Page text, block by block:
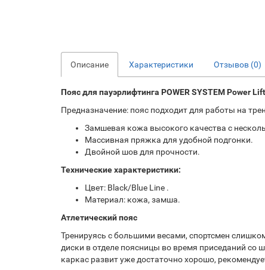
Описание Характеристики Отзывов (0)
Пояс для пауэрлифтинга POWER SYSTEM Power
Предназначение: пояс подходит для работы на
Замшевая кожа высокого качества с
Массивная пряжка для удобной подгонки.
Двойной шов для прочности.
Технические характеристики:
Цвет: Black/Blue Line .
Материал: кожа, замша.
Атлетический пояс
Тренируясь с большими весами, спортсмен
диски в отделе поясницы во время приседаний
каркас развит уже достаточно хорошо,